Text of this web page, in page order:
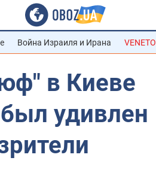
Война Израиля и Ирана VENETO
в Киеве
удивлен